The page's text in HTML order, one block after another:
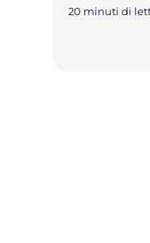
20 minuti di